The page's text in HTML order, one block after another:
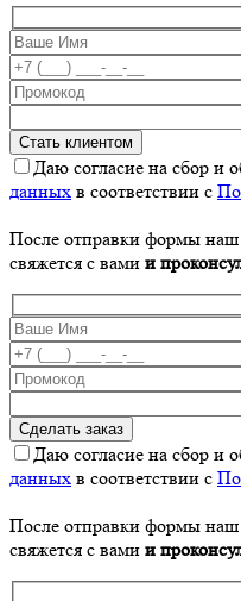
Даю согласие на сбор и
данных в соответствии с
После отправки формы
свяжется с вами и
Даю согласие на сбор и
данных в соответствии с
После отправки формы
свяжется с вами и